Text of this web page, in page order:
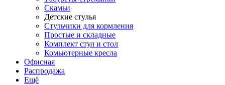
Скамьи
Детские стулья
Стульчики для кормления
Простые и складные
Комплект стул и стол
Комьютерные кресла
Офисная
Распродажа
Eщё